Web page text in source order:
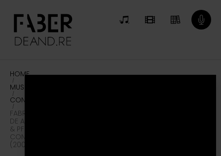
HOME
/
MUSICA
/
CONCERTI
/
FABRIZIO
DE ANDRÉ
& PFM IN
CONCERTO
(2007)